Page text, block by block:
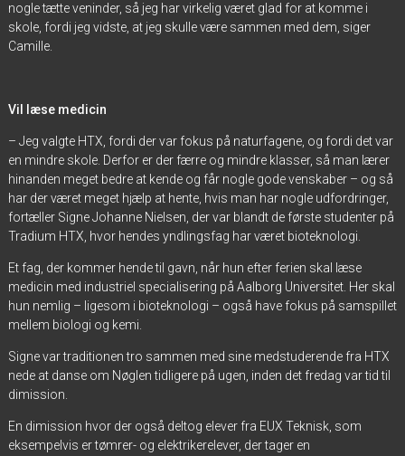
nogle tætte veninder, så jeg har virkelig været glad for at komme i
skole, fordi jeg vidste, at jeg skulle være sammen med dem, siger
Camille.
Vil læse medicin
– Jeg valgte HTX, fordi der var fokus på naturfagene, og fordi det var
en mindre skole. Derfor er der færre og mindre klasser, så man lærer
hinanden meget bedre at kende og får nogle gode venskaber – og så
har der været meget hjælp at hente, hvis man har nogle udfordringer,
fortæller Signe Johanne Nielsen, der var blandt de første studenter på
Tradium HTX, hvor hendes yndlingsfag har været bioteknologi.
Et fag, der kommer hende til gavn, når hun efter ferien skal læse
medicin med industriel specialisering på Aalborg Universitet. Her skal
hun nemlig – ligesom i bioteknologi – også have fokus på samspillet
mellem biologi og kemi.
Signe var traditionen tro sammen med sine medstuderende fra HTX
nede at danse om Nøglen tidligere på ugen, inden det fredag var tid til
dimission.
En dimission hvor der også deltog elever fra EUX Teknisk, som
eksempelvis er tømrer- og elektrikerelever, der tager en